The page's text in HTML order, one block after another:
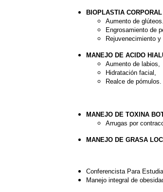
BIOPLASTIA
Aumento de glúteos.
Engrosamiento de
Rejuvenecimiento
MANEJO DE ACIDO
Aumento de labios,
Hidratación facial,
Realce de pómulos.
MANEJO DE TOXINA
Arrugas por
MANEJO DE GRASA
Conferencista Para
Manejo integral de